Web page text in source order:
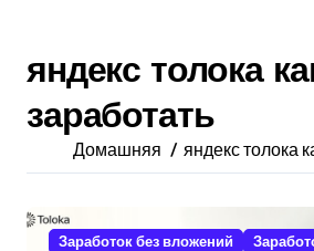
яндекс толока
заработать
Домашняя яндекс толока
Заработок без вложений